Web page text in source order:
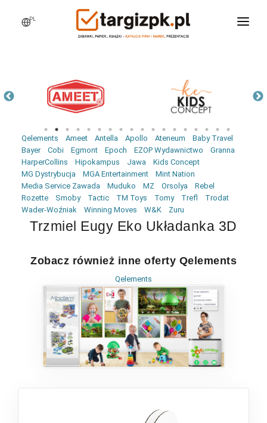
PL
PRODUKTY
AKTUALNOŚCI
LOGOWANIE
REJESTRACJA
Qelements Ameet Antella Apollo Ateneum
Baby Travel
Bayer
Cobi Egmont Epoch EZOP Wydawnictwo
Granna
HarperCollins
Hipokampus Jawa
Kids Concept
MG Dystrybucja
MGA Entertainment
Mint Nation
Media Service Zawada
Muduko MZ Orsolya
Rebel
Rozette
Smoby Tactic TM Toys Tomy Trefl
Trodat
Wader-Woźniak
Winning Moves W&K Zuru
Trzmiel Eugy Eko Układanka 3D
Zobacz również inne oferty Qelements
Qelements